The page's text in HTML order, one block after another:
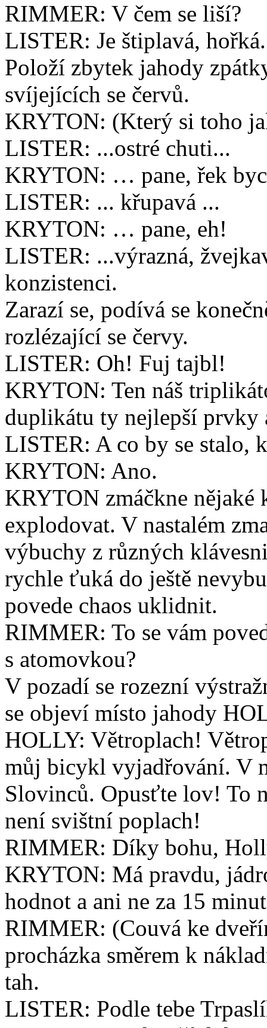
RIMMER: V čem se liší?
LISTER: Je štiplavá,
Položí zbytek jahody
svíjejících se červů.
KRYTON: (Který si toho
LISTER: ...ostré chuti...
KRYTON: … pane, řek
LISTER: ... křupavá ...
KRYTON: … pane, eh!
LISTER: ...výrazná,
konzistenci.
Zarazí se, podívá se
rozlézající se červy.
LISTER: Oh! Fuj tajbl!
KRYTON: Ten náš
duplikátu ty nejlepší prvky
LISTER: A co by se stalo,
KRYTON: Ano.
KRYTON zmáčkne
explodovat. V nastalém
výbuchy z různých
rychle ťuká do ještě
povede chaos uklidnit.
RIMMER: To se vám
s atomovkou?
V pozadí se rozezní
se objeví místo jahody
HOLLY: Větroplach!
můj bicykl vyjadřování. V
Slovinců. Opusťte lov! To
není svištní poplach!
RIMMER: Díky bohu,
KRYTON: Má pravdu,
hodnot a ani ne za 15
RIMMER: (Couvá ke
procházka směrem k
tah.
LISTER: Podle tebe